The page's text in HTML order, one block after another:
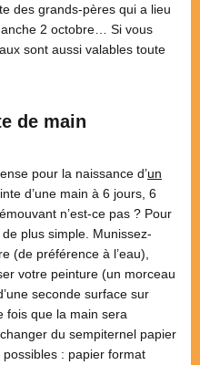
des grands-pères qui a lieu
2 octobre… Si vous
sont aussi valables toute
de main
pour la naissance d’un
d’une main à 6 jours, 6
n’est-ce pas ? Pour
plus simple. Munissez-
(de préférence à l’eau),
votre peinture (un morceau
seconde surface sur
fois que la main sera
du sempiternel papier
: papier format